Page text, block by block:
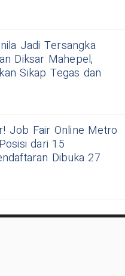
Jadi Tersangka
Diksar Mahepel,
Sikap Tegas dan
Job Fair Online Metro
dari 15
Dibuka 27